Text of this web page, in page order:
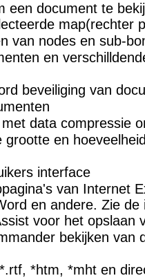
een document te
map(rechter
van nodes en sub-
en
beveiliging van
data compressie
grootte en
interface
van Internet
en andere. Zie de
voor het opslaan
bekijken van
*htm, *mht en